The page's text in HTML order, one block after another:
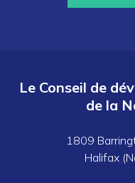
Le Conseil de
de la
1809
Halifax